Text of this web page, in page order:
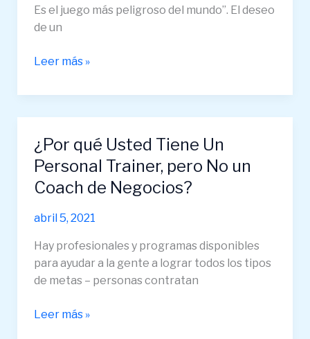
Es el juego más peligroso del mundo”. El deseo
de un
Leer más »
¿Por qué Usted Tiene Un
Personal Trainer, pero No un
Coach de Negocios?
abril 5, 2021
Hay profesionales y programas disponibles
para ayudar a la gente a lograr todos los tipos
de metas – personas contratan
¿Por
qué
Tiene
Un
Trainer,
pero
No
Coach
Leer más »